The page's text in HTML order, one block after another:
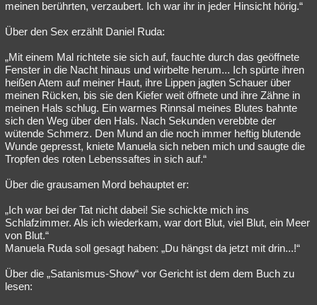
meinen berührten, verzaubert. Ich war ihr in jeder Hinsicht hörig.“
Über den Sex erzählt Daniel Ruda:
„Mit einem Mal richtete sie sich auf, fauchte durch das geöffnete
Fenster in die Nacht hinaus und wirbelte herum... Ich spürte ihren
heißen Atem auf meiner Haut, ihre Lippen jagten Schauer über
meinen Rücken, bis sie den Kiefer weit öffnete und ihre Zähne in
meinen Hals schlug. Ein warmes Rinnsal meines Blutes bahnte
sich den Weg über den Hals. Nach Sekunden verebbte der
wütende Schmerz. Den Mund an die noch immer heftig blutende
Wunde gepresst, kniete Manuela sich neben mich und saugte die
Tropfen des roten Lebenssaftes in sich auf.“
Über die grausamen Mord behauptet er:
„Ich war bei der Tat nicht dabei! Sie schickte mich ins
Schlafzimmer. Als ich wiederkam, war dort Blut, viel Blut, ein Meer
von Blut.“
Manuela Ruda soll gesagt haben: „Du hängst da jetzt mit drin...!“
Über die „Satanismus-Show“ vor Gericht ist dem dem Buch zu
lesen: